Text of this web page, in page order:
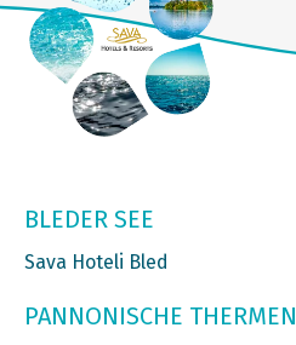
BLEDER SEE
Sava Hoteli Bled
PANNONISCHE THERMEN